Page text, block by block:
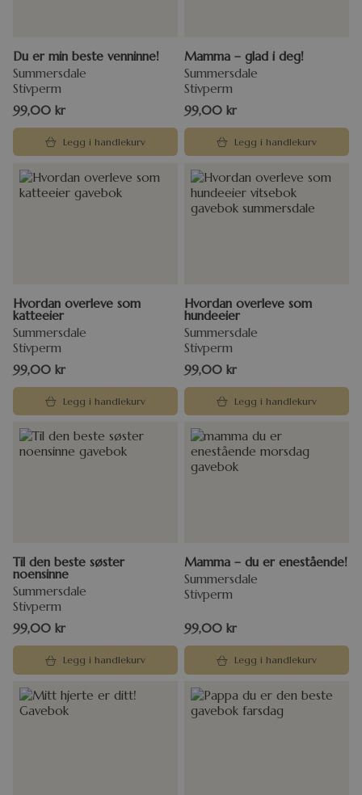
Du er min beste venninne!
Summersdale
Stivperm
99,00 kr
Legg i handlekurv
Mamma – glad i deg!
Summersdale
Stivperm
99,00 kr
Legg i handlekurv
Hvordan overleve som
katteeier
Summersdale
Stivperm
99,00 kr
Legg i handlekurv
Hvordan overleve som
hundeeier
Summersdale
Stivperm
99,00 kr
Legg i handlekurv
Til den beste søster
noensinne
Summersdale
Stivperm
99,00 kr
Legg i handlekurv
Mamma – du er enestående!
Summersdale
Stivperm
99,00 kr
Legg i handlekurv